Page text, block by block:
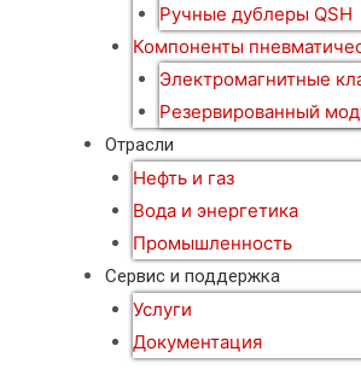
Ручные дублеры QSH
Компоненты
Электромагнитные
Резервированный
Отрасли
Нефть и газ
Вода и энергетика
Промышленность
Сервис и поддержка
Услуги
Документация